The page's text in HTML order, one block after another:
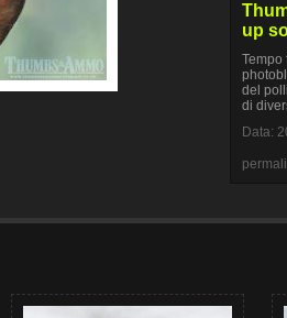
up
Tempo
del
di
Data: